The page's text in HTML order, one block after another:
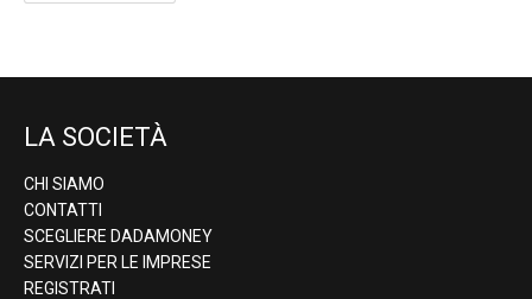
LA SOCIETÀ
CHI SIAMO
CONTATTI
SCEGLIERE DADAMONEY
SERVIZI PER LE IMPRESE
REGISTRATI